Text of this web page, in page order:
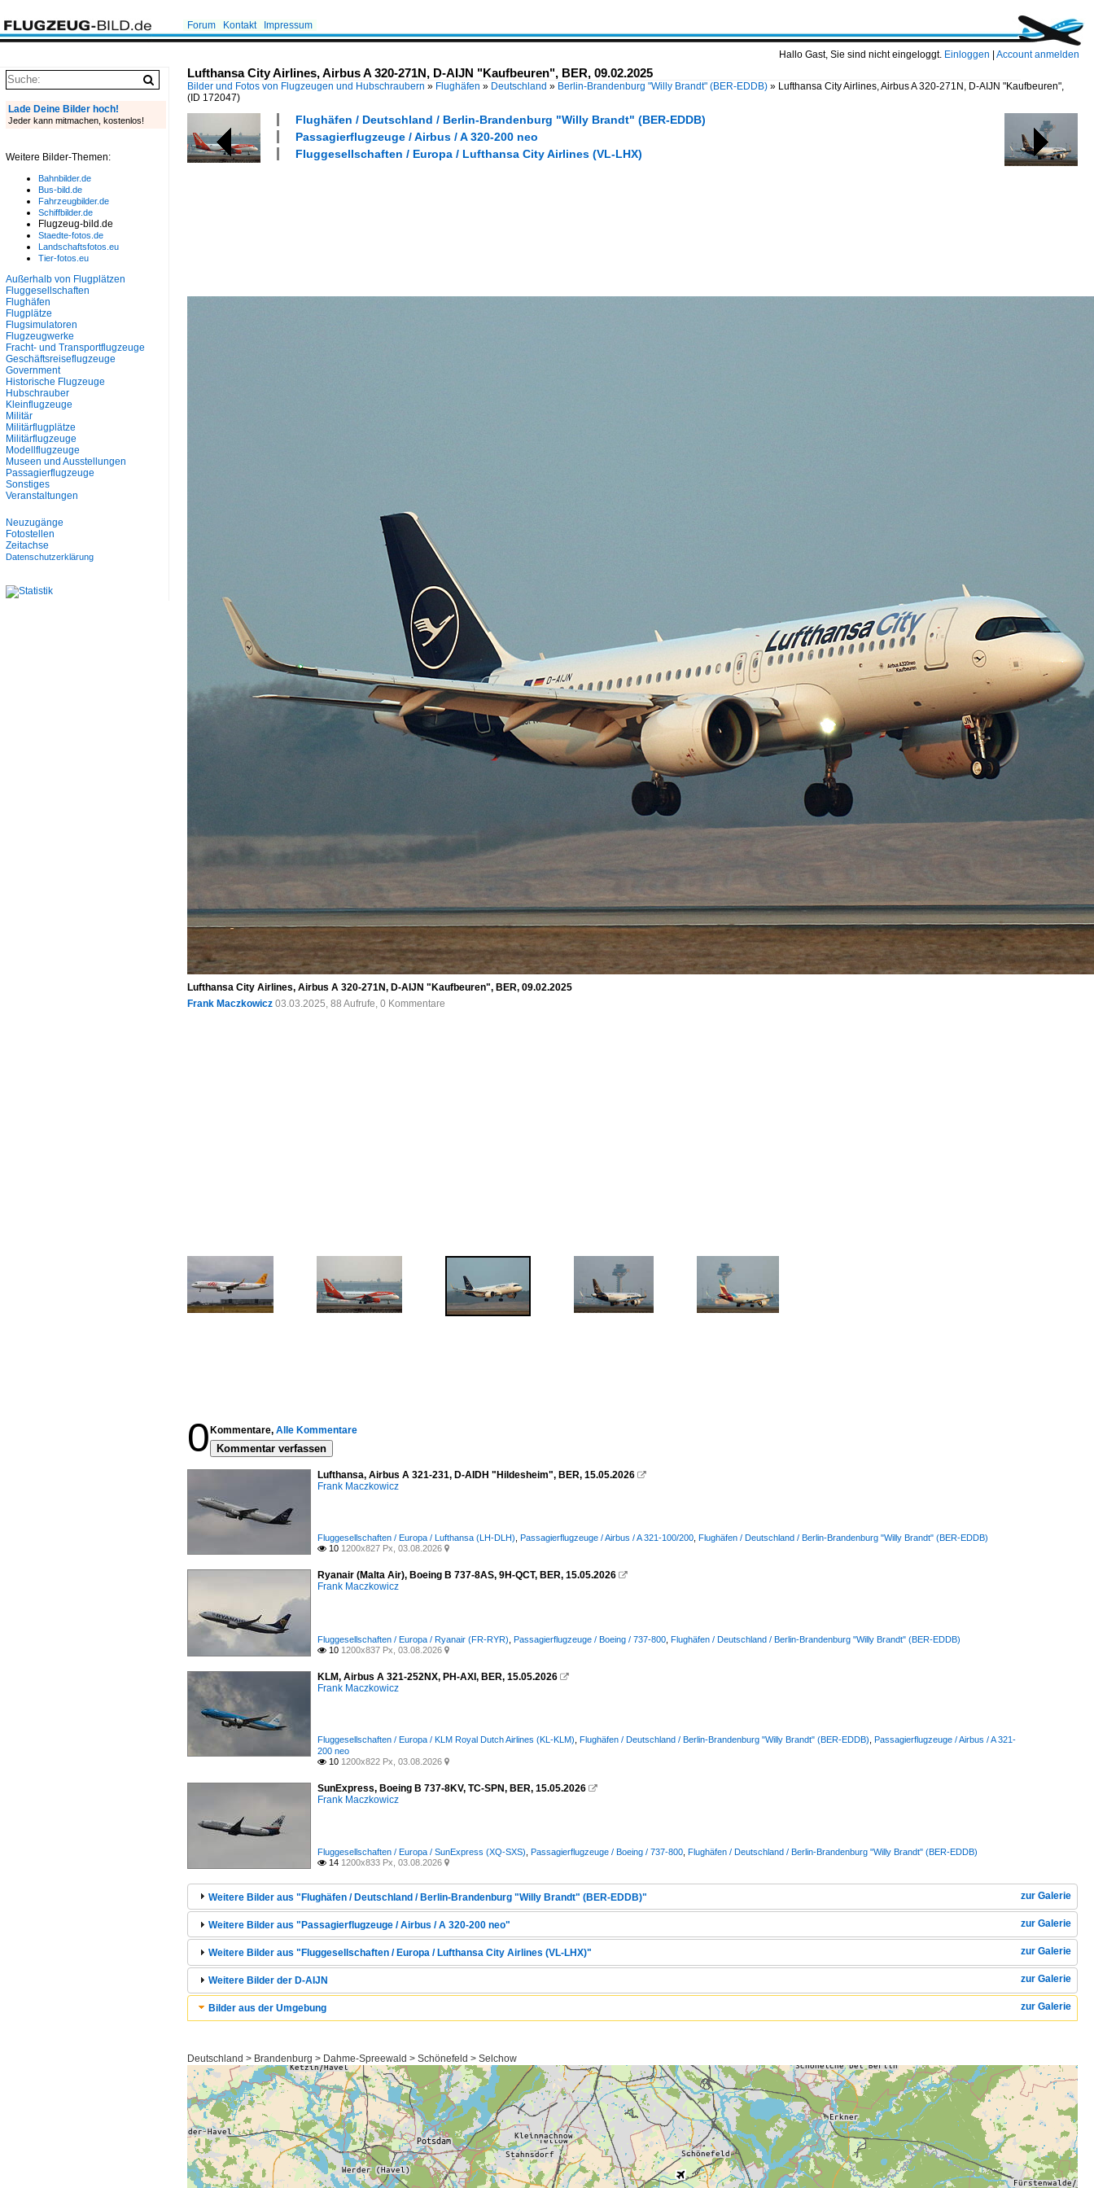
Hallo Gast, Sie sind nicht eingeloggt. Einloggen Account anmelden
Forum Kontakt Impressum
Lufthansa City Airlines, Airbus A 320-271N, D-AIJN "Kaufbeuren", BER, 09.02.2025
Bilder und Fotos von Flugzeugen und Hubschraubern » Flughäfen » Deutschland » Berlin-Brandenburg "Willy Brandt" (BER-EDDB) » Lufthansa City Airlines, Airbus A 320-271N, D-AIJN "Kaufbeuren",
(ID 172047)
Flughäfen / Deutschland / Berlin-Brandenburg "Willy Brandt" (BER-EDDB)
Passagierflugzeuge / Airbus / A 320-200 neo
Fluggesellschaften / Europa / Lufthansa City Airlines (VL-LHX)
Lufthansa City Airlines, Airbus A 320-271N, D-AIJN "Kaufbeuren", BER, 09.02.2025
Frank Maczkowicz 03.03.2025, 88 Aufrufe, 0 Kommentare
0 Kommentare, Alle Kommentare
Kommentar verfassen
Lufthansa, Airbus A 321-231, D-AIDH "Hildesheim", BER, 15.05.2026 
Frank Maczkowicz
Fluggesellschaften / Europa / Lufthansa (LH-DLH) Passagierflugzeuge / Airbus / A 321-100/200 Flughäfen / Deutschland / Berlin-Brandenburg "Willy Brandt" (BER-EDDB)
 10 1200x827 Px, 03.08.2026 
Ryanair (Malta Air), Boeing B 737-8AS, 9H-QCT, BER, 15.05.2026 
Frank Maczkowicz
Fluggesellschaften / Europa / Ryanair (FR-RYR) Passagierflugzeuge / Boeing / 737-800 Flughäfen / Deutschland / Berlin-Brandenburg "Willy Brandt" (BER-EDDB)
 10 1200x837 Px, 03.08.2026 
KLM, Airbus A 321-252NX, PH-AXI, BER, 15.05.2026 
Frank Maczkowicz
Fluggesellschaften / Europa / KLM Royal Dutch Airlines (KL-KLM) Flughäfen / Deutschland / Berlin-Brandenburg "Willy Brandt" (BER-EDDB) Passagierflugzeuge / Airbus / A 321-
200 neo
 10 1200x822 Px, 03.08.2026 
SunExpress, Boeing B 737-8KV, TC-SPN, BER, 15.05.2026 
Frank Maczkowicz
Fluggesellschaften / Europa / SunExpress (XQ-SXS) Passagierflugzeuge / Boeing / 737-800 Flughäfen / Deutschland / Berlin-Brandenburg "Willy Brandt" (BER-EDDB)
 14 1200x833 Px, 03.08.2026 
zur Galerie
Weitere Bilder aus "Flughäfen / Deutschland / Berlin-Brandenburg "Willy Brandt" (BER-EDDB)"
zur Galerie
Weitere Bilder aus "Passagierflugzeuge / Airbus / A 320-200 neo"
zur Galerie
Weitere Bilder aus "Fluggesellschaften / Europa / Lufthansa City Airlines (VL-LHX)"
zur Galerie
Weitere Bilder der D-AIJN
zur Galerie
Bilder aus der Umgebung
Deutschland > Brandenburg > Dahme-Spreewald > Schönefeld > Selchow
Lade Deine Bilder hoch!
Jeder kann mitmachen, kostenlos!
Weitere Bilder-Themen:
Bahnbilder.de
Bus-bild.de
Fahrzeugbilder.de
Schiffbilder.de
Flugzeug-bild.de
Staedte-fotos.de
Landschaftsfotos.eu
Tier-fotos.eu
Außerhalb von Flugplätzen
Fluggesellschaften
Flughäfen
Flugplätze
Flugsimulatoren
Flugzeugwerke
Fracht- und Transportflugzeuge
Geschäftsreiseflugzeuge
Government
Historische Flugzeuge
Hubschrauber
Kleinflugzeuge
Militär
Militärflugplätze
Militärflugzeuge
Modellflugzeuge
Museen und Ausstellungen
Passagierflugzeuge
Sonstiges
Veranstaltungen
Neuzugänge
Fotostellen
Zeitachse
Datenschutzerklärung